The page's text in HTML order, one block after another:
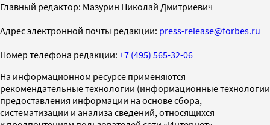
Главный редактор: Мазурин Николай Дмитриевич
Адрес электронной почты редакции: press-release@forbes.ru
Номер телефона редакции: +7 (495) 565-32-06
На информационном ресурсе применяются
рекомендательные технологии (информационные технологии
предоставления информации на основе сбора,
систематизации и анализа сведений, относящихся